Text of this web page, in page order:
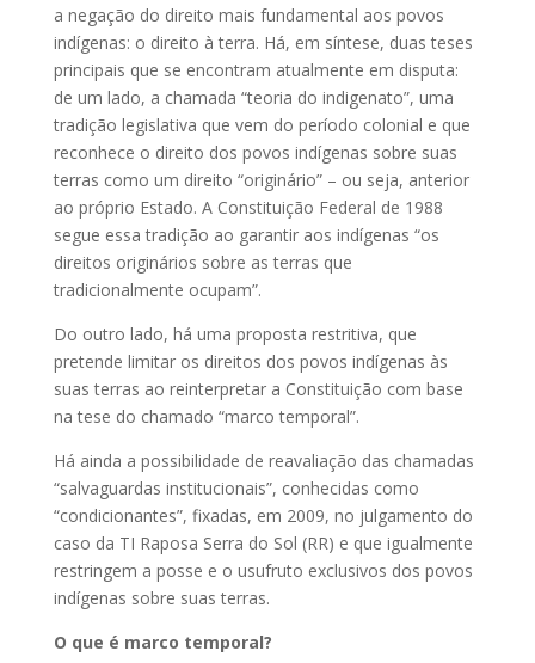
a negação do direito mais fundamental aos povos
indígenas: o direito à terra. Há, em síntese, duas teses
principais que se encontram atualmente em disputa:
de um lado, a chamada “teoria do indigenato”, uma
tradição legislativa que vem do período colonial e que
reconhece o direito dos povos indígenas sobre suas
terras como um direito “originário” – ou seja, anterior
ao próprio Estado. A Constituição Federal de 1988
segue essa tradição ao garantir aos indígenas “os
direitos originários sobre as terras que
tradicionalmente ocupam”.
Do outro lado, há uma proposta restritiva, que
pretende limitar os direitos dos povos indígenas às
suas terras ao reinterpretar a Constituição com base
na tese do chamado “marco temporal”.
Há ainda a possibilidade de reavaliação das chamadas
“salvaguardas institucionais”, conhecidas como
“condicionantes”, fixadas, em 2009, no julgamento do
caso da TI Raposa Serra do Sol (RR) e que igualmente
restringem a posse e o usufruto exclusivos dos povos
indígenas sobre suas terras.
O que é marco temporal?